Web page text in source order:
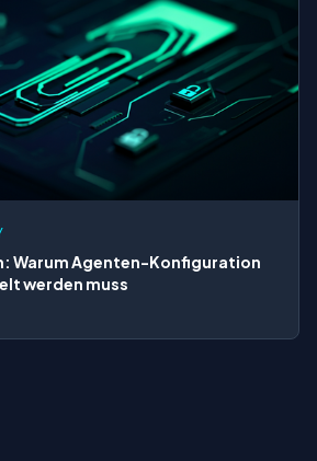
Warum Agenten-Konfiguration
werden muss